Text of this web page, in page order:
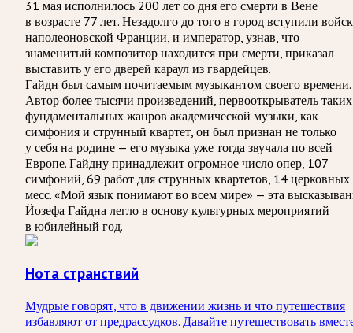
31 мая исполнилось 200 лет со дня его смерти в Вене
в возрасте 77 лет. Незадолго до того в город вступили
наполеоновской Франции, и император, узнав, что
знаменитый композитор находится при смерти, приказал
выставить у его дверей караул из гвардейцев.
Гайдн был самым почитаемым музыкантом своего времени.
Автор более тысячи произведений, первооткрыватель таких
фундаментальных жанров академической музыки, как
симфония и струнный квартет, он был признан не только
у себя на родине — его музыка уже тогда звучала по всей
Европе. Гайдну принадлежит огромное число опер, 107
симфоний, 69 работ для струнных квартетов, 14 церковных
месс. «Мой язык понимают во всем мире» — эта
Йозефа Гайдна легло в основу культурных мероприятий
в юбилейный год.
Нота странствий
Мудрые говорят, что в движении жизнь и что путешествия
избавляют от предрассудков. Давайте путешествовать